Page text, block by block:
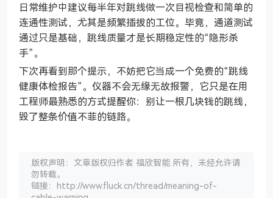
日常维护中建议每半年对跳线做一次目视检查和简单的
连通性测试，尤其是频繁插拔的工位。毕竟，通道测试
通过只是基础，跳线质量才是长期稳定性的“隐形杀
手”。
下次再看到那个提示，不妨把它当成一个免费的“跳线
健康体检报告”。仪器不会无缘无故报警，它只是在用
工程师最熟悉的方式提醒你：别让一根几块钱的跳线，
毁了整条价值不菲的链路。
版权声明：文章版权归作者 福欣智能 所有，未经允许请
勿转载。
链接：http://www.fluck.cn/thread/meaning-of-